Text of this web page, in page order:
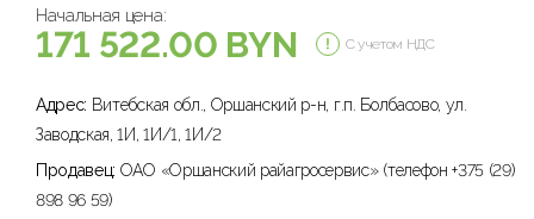
Начальная цена:
171 522.00 BYN С учетом НДС
Адрес: Витебская обл., Оршанский р-н, г.п. Болбасово, ул.
Заводская, 1И, 1И/1, 1И/2
Продавец: ОАО «Оршанский райагросервис» (телефон +375 (29)
898 96 59)